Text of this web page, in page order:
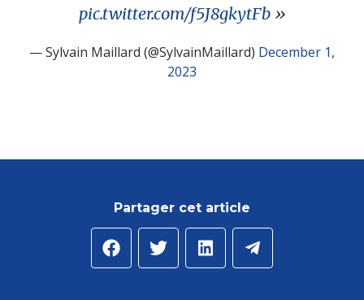
pic.twitter.com/f5J8gkytFb
— Sylvain Maillard (@SylvainMaillard) December 1,
2023
Partager cet article